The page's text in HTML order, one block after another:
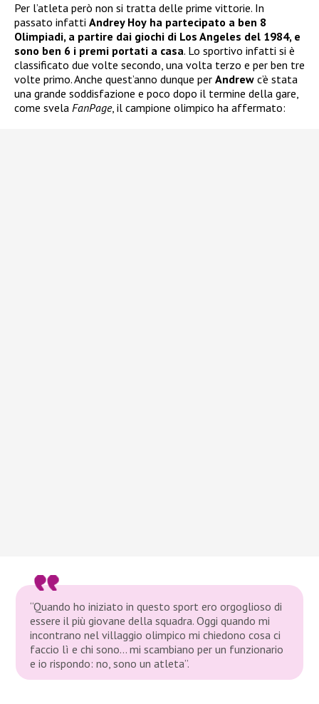
Per l’atleta però non si tratta delle prime vittorie. In
passato infatti Andrey Hoy ha partecipato a ben 8
Olimpiadi, a partire dai giochi di Los Angeles del 1984, e
sono ben 6 i premi portati a casa. Lo sportivo infatti si è
classificato due volte secondo, una volta terzo e per ben tre
volte primo. Anche quest’anno dunque per Andrew c’è stata
una grande soddisfazione e poco dopo il termine della gare,
come svela FanPage, il campione olimpico ha affermato:
“Quando ho iniziato in questo sport ero orgoglioso di
essere il più giovane della squadra. Oggi quando mi
incontrano nel villaggio olimpico mi chiedono cosa ci
faccio lì e chi sono… mi scambiano per un funzionario
e io rispondo: no, sono un atleta”.